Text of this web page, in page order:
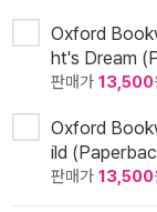
Oxford
ht's Dream
판매가 13,500
Oxford
ild
판매가 13,500